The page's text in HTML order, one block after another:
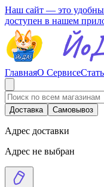
Наш сайт — это
доступен в нашем
ГлавнаяО Сервисе
Доставка Самовывоз
Адрес доставки
Адрес не выбран